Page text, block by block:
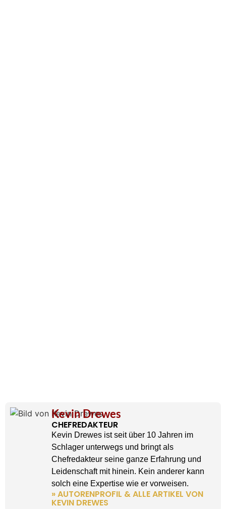
Kevin Drewes
CHEFREDAKTEUR
Kevin Drewes ist seit über 10 Jahren im
Schlager unterwegs und bringt als
Chefredakteur seine ganze Erfahrung und
Leidenschaft mit hinein. Kein anderer kann
solch eine Expertise wie er vorweisen.
» AUTORENPROFIL & ALLE ARTIKEL VON
KEVIN DREWES